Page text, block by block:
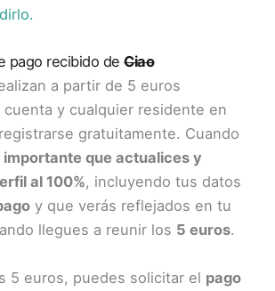
.
pago recibido deCiao
a partir de 5 euros
cuenta y cualquier residente en
gratuitamente. Cuando
importante que actualices y
al 100%, incluyendo tus datos
y que verás reflejados en tu
llegues a reunir los 5 euros.
5 euros, puedes solicitar el pago